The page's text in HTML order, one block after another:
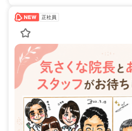
正社員